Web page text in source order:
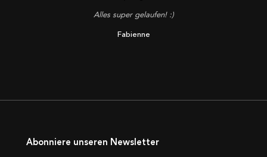
Alles super gelaufen! :)
Fabienne
Abonniere unseren Newsletter